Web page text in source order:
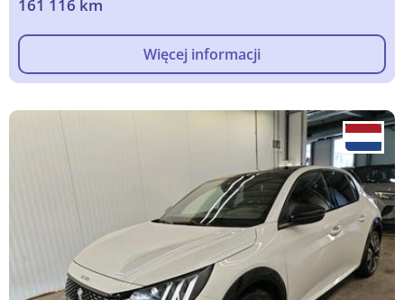
161 116 km
Więcej informacji